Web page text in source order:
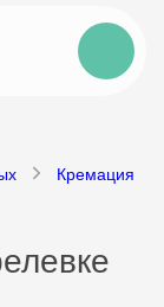
Кремация